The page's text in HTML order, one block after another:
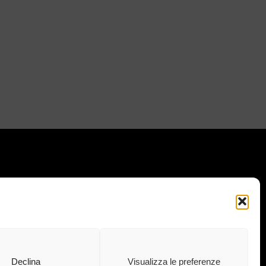
Declina Visualizza le preferenze
IL NOSTRO MONDO: :
· info@ekubergpharma.com